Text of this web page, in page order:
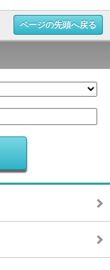
ページの先頭へ戻る